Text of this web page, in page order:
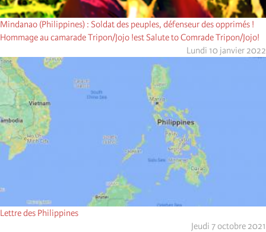
Mindanao (Philippines) : Soldat des peuples, défenseur des opprimés !
Hommage au camarade Tripon/Jojo !est Salute to Comrade Tripon/Jojo!
Lundi 10 janvier 2022
Lettre des Philippines
Jeudi 7 octobre 2021